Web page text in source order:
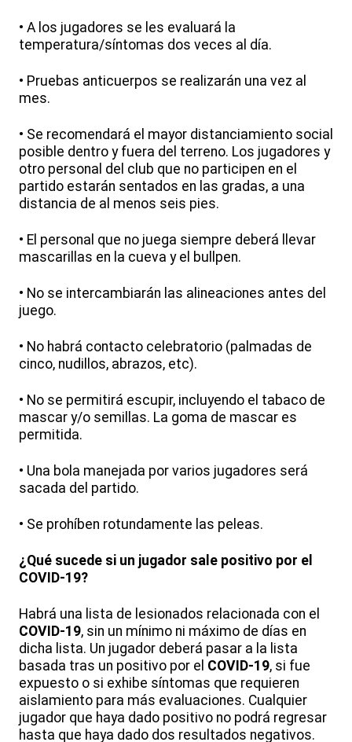
• A los jugadores se les evaluará la
temperatura/síntomas dos veces al día.
• Pruebas anticuerpos se realizarán una vez al
mes.
• Se recomendará el mayor distanciamiento social
posible dentro y fuera del terreno. Los jugadores y
otro personal del club que no participen en el
partido estarán sentados en las gradas, a una
distancia de al menos seis pies.
• El personal que no juega siempre deberá llevar
mascarillas en la cueva y el bullpen.
• No se intercambiarán las alineaciones antes del
juego.
• No habrá contacto celebratorio (palmadas de
cinco, nudillos, abrazos, etc).
• No se permitirá escupir, incluyendo el tabaco de
mascar y/o semillas. La goma de mascar es
permitida.
• Una bola manejada por varios jugadores será
sacada del partido.
• Se prohíben rotundamente las peleas.
¿Qué sucede si un jugador sale positivo por el
COVID-19?
Habrá una lista de lesionados relacionada con el
COVID-19, sin un mínimo ni máximo de días en
dicha lista. Un jugador deberá pasar a la lista
basada tras un positivo por el COVID-19, si fue
expuesto o si exhibe síntomas que requieren
aislamiento para más evaluaciones. Cualquier
jugador que haya dado positivo no podrá regresar
hasta que haya dado dos resultados negativos.